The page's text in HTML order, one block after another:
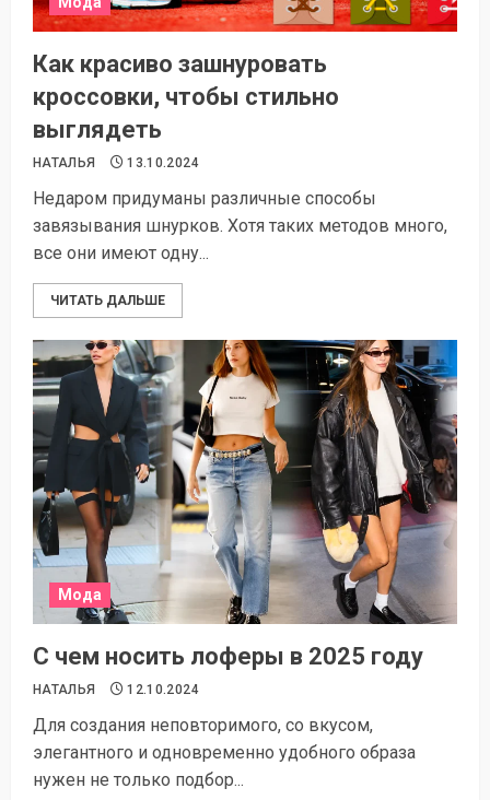
Как красиво зашнуровать
кроссовки, чтобы стильно
выглядеть
НАТАЛЬЯ 13.10.2024
Недаром придуманы различные способы
завязывания шнурков. Хотя таких методов много,
все они имеют одну...
ЧИТАТЬ ДАЛЬШЕ
Мода
С чем носить лоферы в 2025 году
НАТАЛЬЯ 12.10.2024
Для создания неповторимого, со вкусом,
элегантного и одновременно удобного образа
нужен не только подбор...